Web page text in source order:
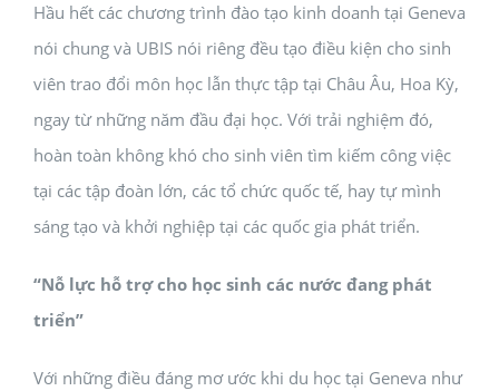
Hầu hết các chương trình đào tạo kinh doanh tại Geneva
nói chung và UBIS nói riêng đều tạo điều kiện cho sinh
viên trao đổi môn học lẫn thực tập tại Châu Âu, Hoa Kỳ,
ngay từ những năm đầu đại học. Với trải nghiệm đó,
hoàn toàn không khó cho sinh viên tìm kiếm công việc
tại các tập đoàn lớn, các tổ chức quốc tế, hay tự mình
sáng tạo và khởi nghiệp tại các quốc gia phát triển.
“Nỗ lực hỗ trợ cho học sinh các nước đang phát
triển”
Với những điều đáng mơ ước khi du học tại Geneva như